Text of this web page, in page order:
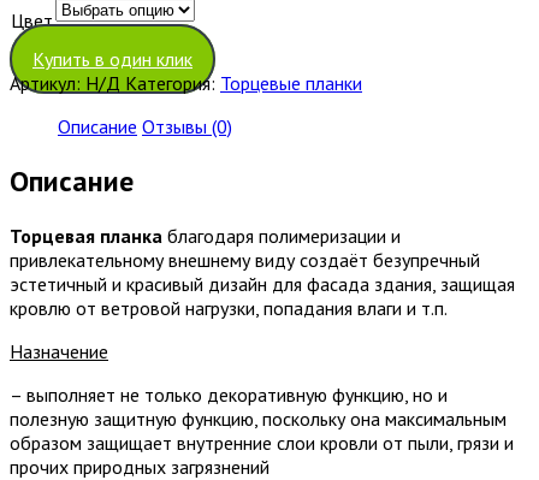
Цвет
Очистить
Купить в один клик
Артикул: Н/Д Категория: Торцевые планки
Описание Отзывы (0)
Описание
Торцевая планка благодаря полимеризации и
привлекательному внешнему виду создаёт безупречный
эстетичный и красивый дизайн для фасада здания, защищая
кровлю от ветровой нагрузки, попадания влаги и т.п.
Назначение
– выполняет не только декоративную функцию, но и
полезную защитную функцию, поскольку она максимальным
образом защищает внутренние слои кровли от пыли, грязи и
прочих природных загрязнений